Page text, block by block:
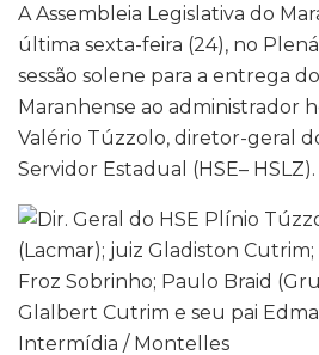
A Assembleia Legislativa do
última sexta-feira (24), no
sessão solene para a entrega
Maranhense ao administrador
Valério Túzzolo, diretor-geral
Servidor Estadual (HSE– HSLZ).